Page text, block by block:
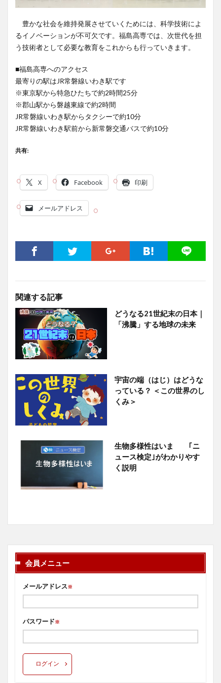
豊かな社会を維持発展させていくためには、科学技術によ
るイノベーションが不可欠です。福島高専では、次世代を担
う技術者として必要な教育をこれからも行っていきます。
■福島高専へのアクセス
最寄りの駅はJR常磐線いわき駅です
※東京駅から特急ひたちで約2時間25分
※郡山駅から磐越東線で約2時間
JR常磐線いわき駅からタクシーで約10分
JR常磐線いわき駅前から新常磐交通バスで約10分
共有:
X Facebook 印刷
メールアドレス
関連する記事
どうなる21世紀末の日本｜
「沸騰」する地球の未来
宇宙の端（はじ）はどうな
っている？ ＜この世界のし
くみ＞
生物多様性はいま ｢ニ
ュース検定｣がわかりやす
く説明
会員メニュー
メールアドレス※
パスワード※
ログイン